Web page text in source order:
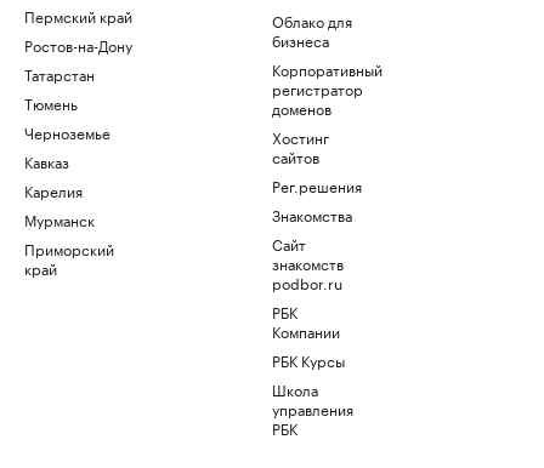
Пермский край
Ростов-на-Дону
Татарстан
Тюмень
Черноземье
Кавказ
Карелия
Мурманск
Приморский
край
Облако для
бизнеса
Корпоративный
регистратор
доменов
Хостинг
сайтов
Рег.решения
Знакомства
Сайт
знакомств
podbor.ru
РБК
Компании
РБК Курсы
Школа
управления
РБК